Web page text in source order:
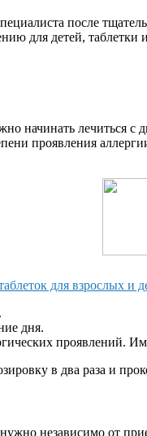
после
для детей,
начинать лечиться
проявления
для взрослых и
дня.
проявлений.
в два раза и
независимо от